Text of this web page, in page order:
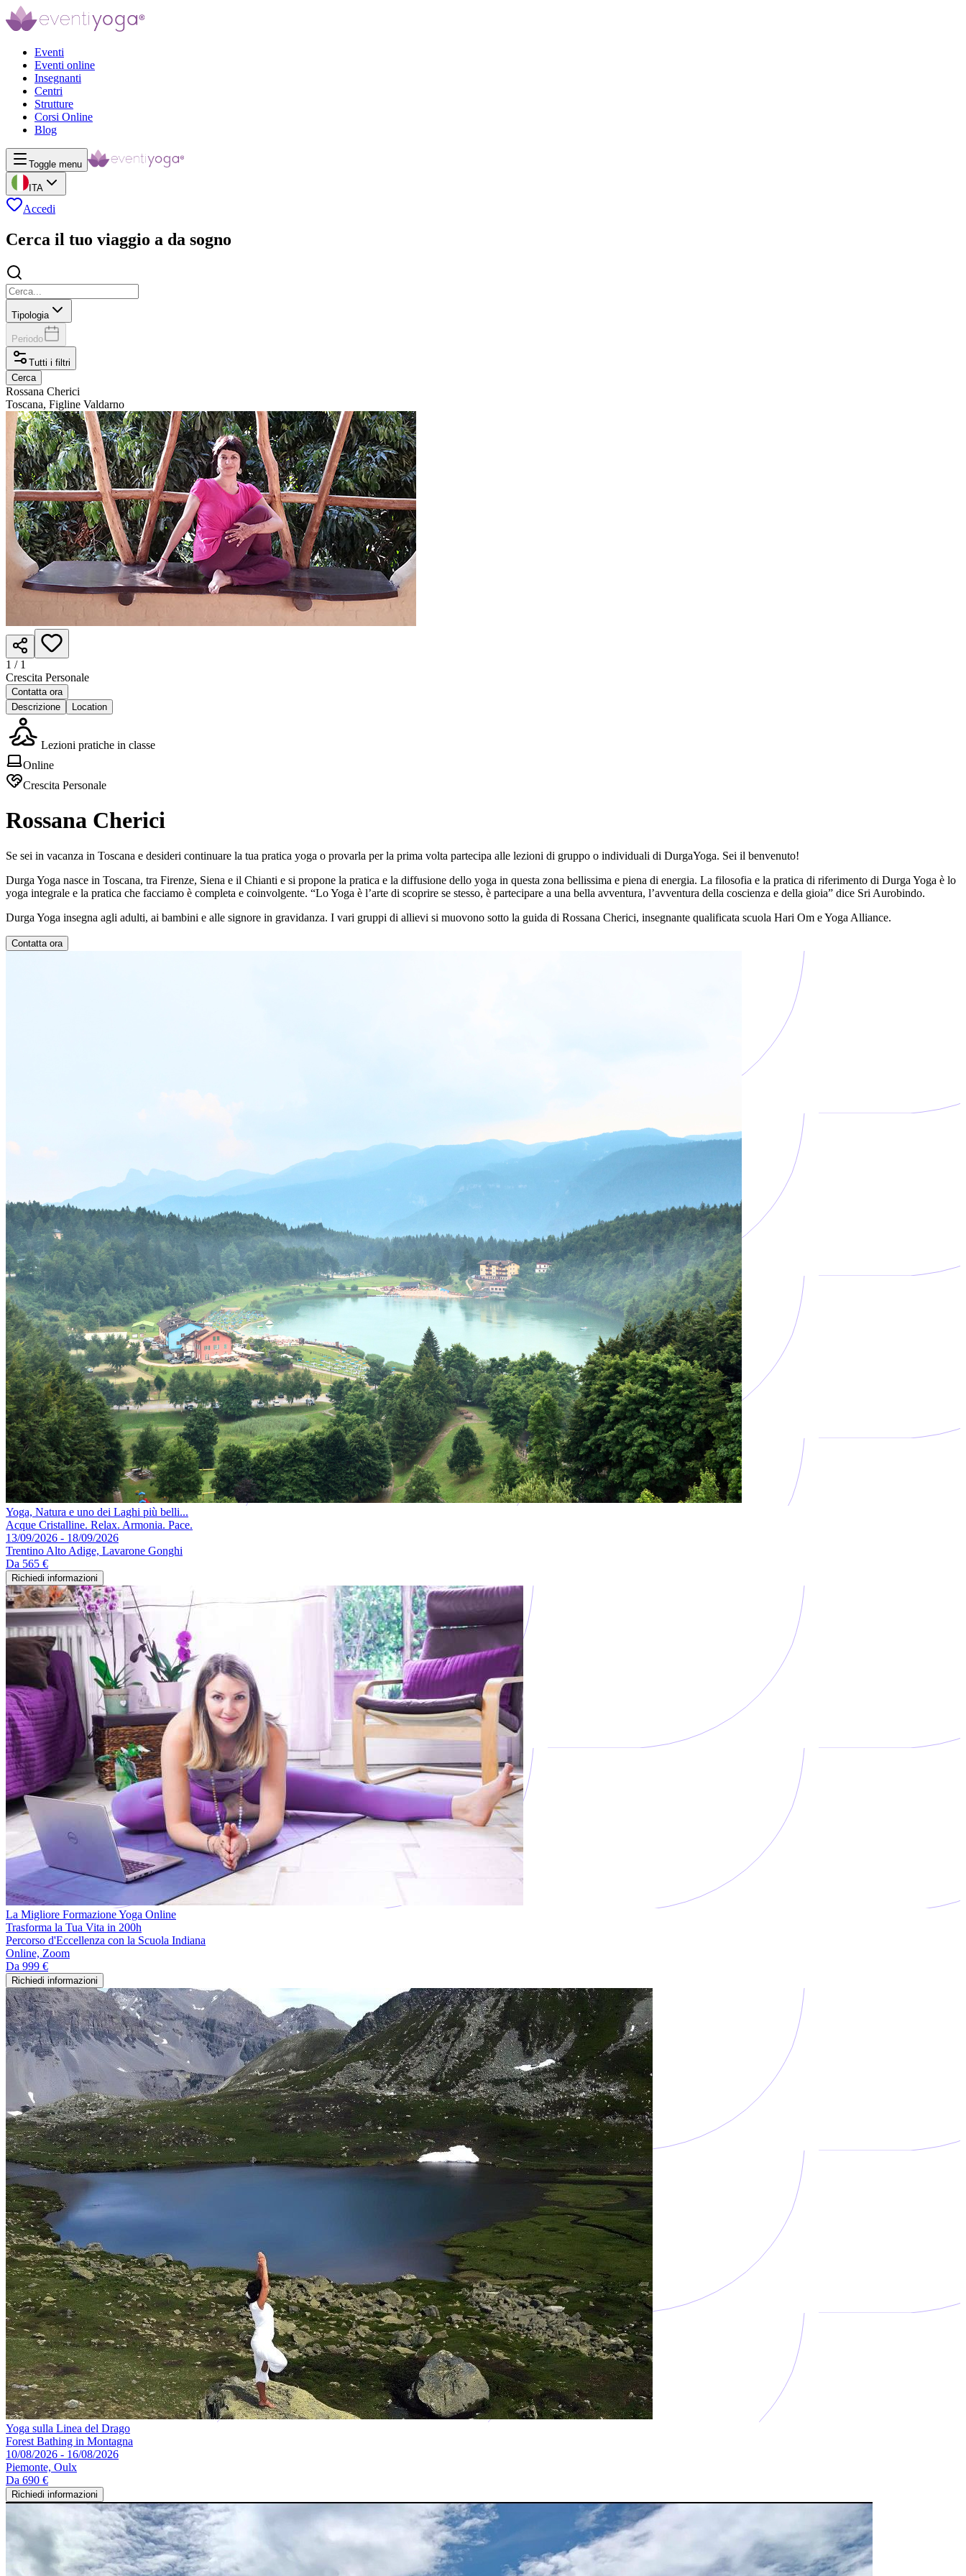
Eventi
Eventi online
Insegnanti
Centri
Strutture
Corsi Online
Blog
Toggle menu
ITA
Accedi
Cerca il tuo viaggio a da sogno
Tipologia
Periodo
Tutti i filtri
Cerca
Rossana Cherici
Toscana, Figline Valdarno
1 / 1
Crescita Personale
Contatta ora
Descrizione
Location
Lezioni pratiche in classe
Online
Crescita Personale
Rossana Cherici
Se sei in vacanza in Toscana e desideri continuare la tua pratica yoga o provarla per la prima volta partecipa alle lezioni di gruppo o individuali di DurgaYoga. Sei il benvenuto!
Durga Yoga nasce in Toscana, tra Firenze, Siena e il Chianti e si propone la pratica e la diffusione dello yoga in questa zona bellissima e piena di energia. La filosofia e la pratica di riferimento di Durga Yoga è lo
yoga integrale e la pratica che facciamo è completa e coinvolgente. “Lo Yoga è l’arte di scoprire se stesso, è partecipare a una bella avventura, l’avventura della coscienza e della gioia” dice Sri Aurobindo.
Durga Yoga insegna agli adulti, ai bambini e alle signore in gravidanza. I vari gruppi di allievi si muovono sotto la guida di Rossana Cherici, insegnante qualificata scuola Hari Om e Yoga Alliance.
Contatta ora
Yoga, Natura e uno dei Laghi più belli...
Acque Cristalline. Relax. Armonia. Pace.
13/09/2026 - 18/09/2026
Trentino Alto Adige, Lavarone Gonghi
Da 565 €
Richiedi informazioni
La Migliore Formazione Yoga Online
Trasforma la Tua Vita in 200h
Percorso d'Eccellenza con la Scuola Indiana
Online, Zoom
Da 999 €
Richiedi informazioni
Yoga sulla Linea del Drago
Forest Bathing in Montagna
10/08/2026 - 16/08/2026
Piemonte, Oulx
Da 690 €
Richiedi informazioni